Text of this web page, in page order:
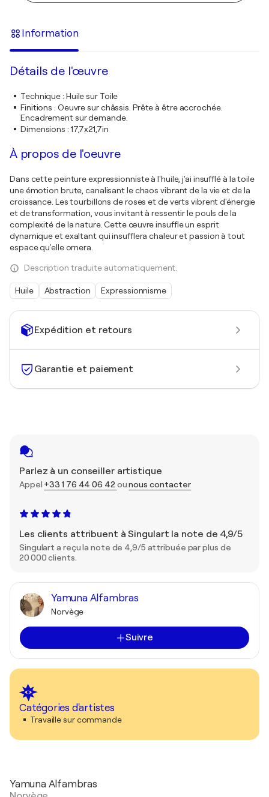
Expédition et retours
Garantie et paiement
Parlez à un conseiller artistique
Appel +33 1 76 44 06 42ounous contacter
Les clients attribuent à Singulart la note de 4,9/5
Singulart a reçu la note de 4,9/5 attribuée par plus de
20 000 clients.
Yamuna Alfambras
Norvège
Suivre
Catégories d'artistes
Travaille sur commande
Information
Détails de l'œuvre
Technique: Huile sur Toile
Finitions : Oeuvre sur châssis. Prête à être accrochée.
Encadrement sur demande.
Dimensions : 17,7x21,7in
À propos de l'oeuvre
Dans cette peinture expressionniste à l'huile, j'ai insufflé à la toile
une émotion brute, canalisant le chaos vibrant de la vie et de la
croissance. Les tourbillons de roses et de verts vibrent d'énergie
et de transformation, vous invitant à ressentir le pouls de la
complexité de la nature. Cette œuvre insuffle un esprit
dynamique et exaltant qui insufflera chaleur et passion à tout
espace qu'elle ornera.
Description traduite automatiquement.
Huile Abstraction Expressionnisme
Yamuna Alfambras